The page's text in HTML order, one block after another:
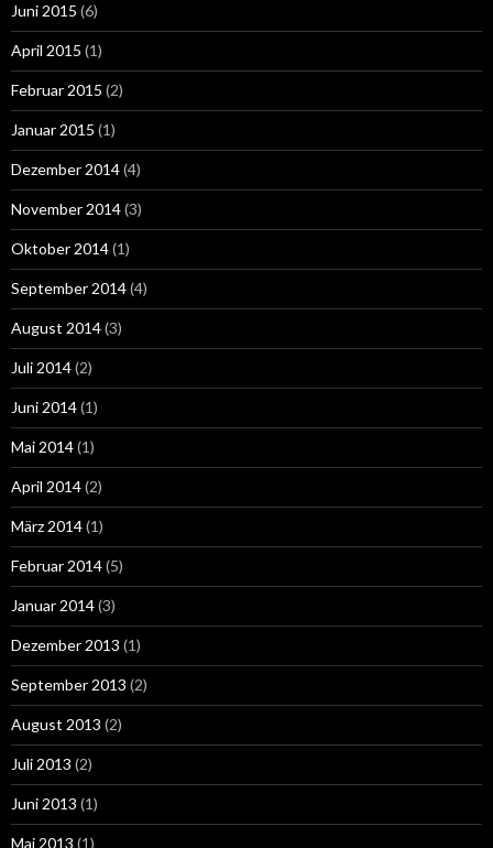
Juni 2015 (6)
April 2015 (1)
Februar 2015 (2)
Januar 2015 (1)
Dezember 2014(4)
November 2014(3)
Oktober 2014(1)
September 2014(4)
August 2014(3)
Juli 2014(2)
Juni 2014(1)
Mai 2014(1)
April 2014(2)
März 2014(1)
Februar 2014(5)
Januar 2014(3)
Dezember 2013 (1)
September 2013 (2)
August 2013 (2)
Juli 2013 (2)
Juni 2013 (1)
Mai 2013 (1)